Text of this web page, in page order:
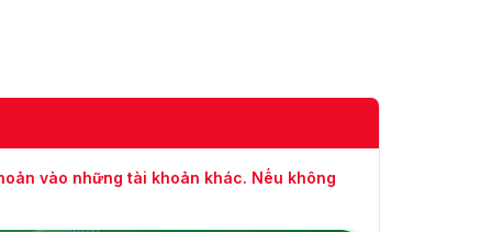
vào những tài khoản khác. Nếu không